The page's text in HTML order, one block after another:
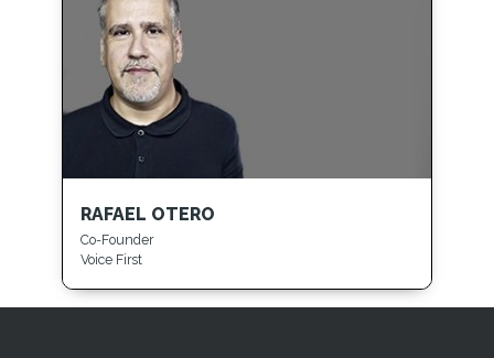
RAFAEL OTERO
Co-Founder
Voice First